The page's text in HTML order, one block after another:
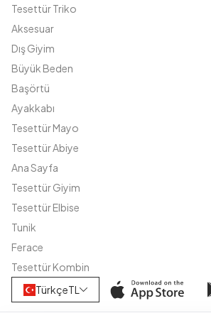
Tesettür Triko
Aksesuar
Dış Giyim
Büyük Beden
Başörtü
Ayakkabı
Tesettür Mayo
Tesettür Abiye
Ana Sayfa
Tesettür Giyim
Tesettür Elbise
Tunik
Ferace
Tesettür Kombin
TürkçeTL